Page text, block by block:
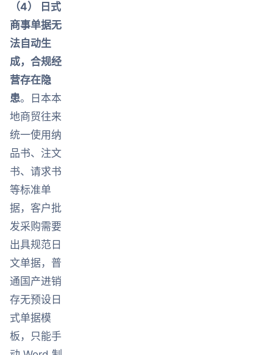
（4） 日式
商事单据无
法自动生
成，合规经
营存在隐
患。日本本
地商贸往来
统一使用纳
品书、注文
书、请求书
等标准单
据，客户批
发采购需要
出具规范日
文单据，普
通国产进销
存无预设日
式单据模
板，只能手